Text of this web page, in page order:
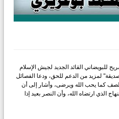
للبويضاني القائد الجديد لجيش الإسلام
لمزيد من الدعم للحق، ودعا الفصائل
كما يحب الله ويرضى، وأشار إلى أن
الذي ارتضاه الله، وأن النصر بعيد إذا